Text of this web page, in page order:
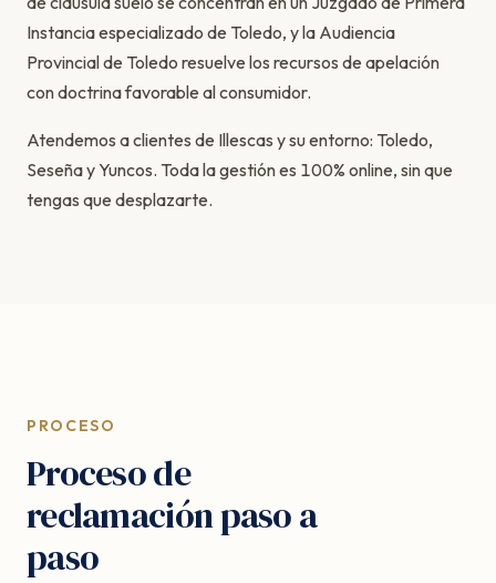
Instancia especializado de Toledo, y la Audiencia
Provincial de Toledo resuelve los recursos de apelación
con doctrina favorable al consumidor.
Atendemos a clientes de Illescas y su entorno: Toledo,
Seseña y Yuncos. Toda la gestión es 100% online, sin que
tengas que desplazarte.
PROCESO
Proceso de
reclamación paso a
paso